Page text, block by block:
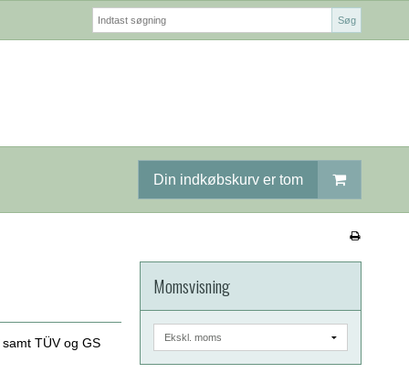
Søg
Din indkøbskurv er tom
TÜV og GS
Momsvisning